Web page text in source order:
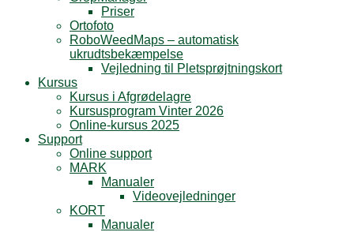
Priser
Ortofoto
RoboWeedMaps – automatisk
ukrudtsbekæmpelse
Vejledning til Pletsprøjtningskort
Kursus
Kursus i Afgrødelagre
Kursusprogram Vinter 2026
Online-kursus 2025
Support
Online support
MARK
Manualer
Videovejledninger
KORT
Manualer